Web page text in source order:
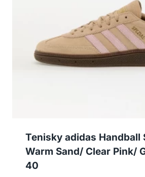
Tenisky adidas Handball
Warm Sand/ Clear Pink/
40